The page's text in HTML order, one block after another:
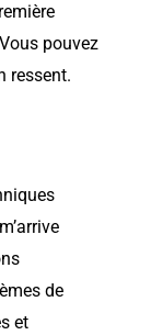
pouvez
ressent.
de
et